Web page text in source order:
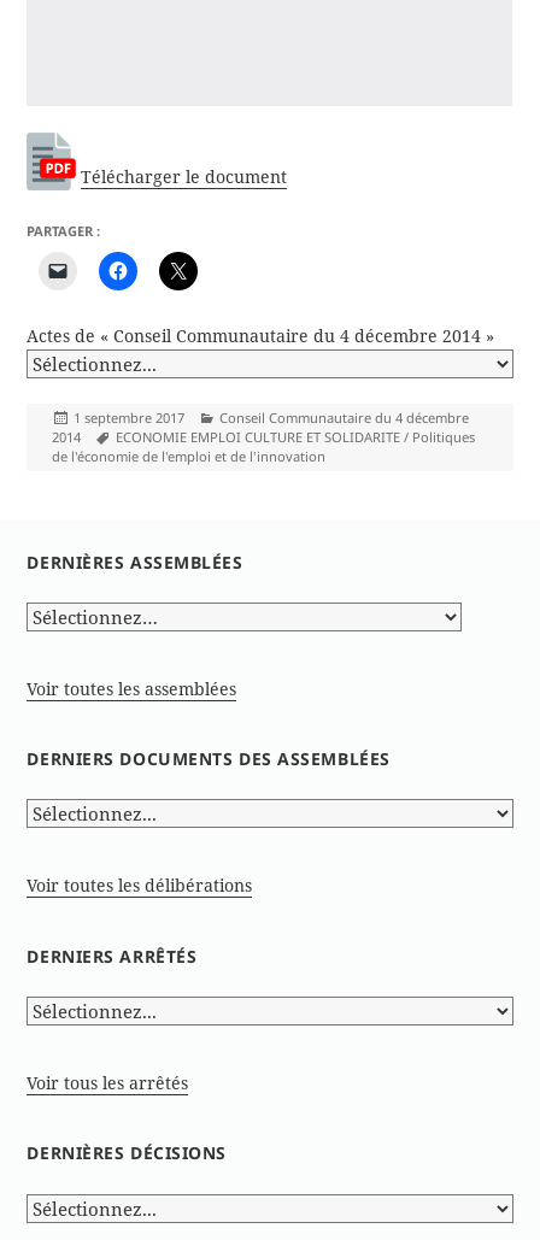
Télécharger le document
PARTAGER :
Actes de « Conseil Communautaire du 4 décembre 2014 »
Publié
le
1 septembre 2017 Catégories
Conseil Communautaire du 4 décembre
2014
Mots-
clés
ECONOMIE EMPLOI CULTURE ET SOLIDARITE / Politiques
de l'économie de l'emploi et de l'innovation
DERNIÈRES ASSEMBLÉES
Voir toutes les assemblées
DERNIERS DOCUMENTS DES ASSEMBLÉES
Voir toutes les délibérations
DERNIERS ARRÊTÉS
Voir tous les arrêtés
DERNIÈRES DÉCISIONS